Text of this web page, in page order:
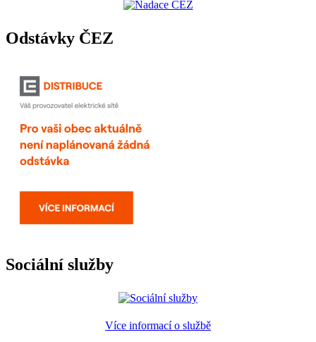
Odstávky ČEZ
Sociální služby
Více informací o službě